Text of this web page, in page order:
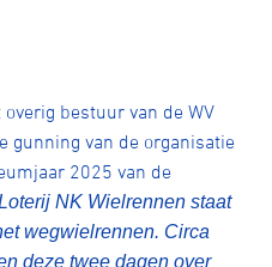
bestuur van de WV
gunning van de organisatie
2025 van de
NK Wielrennen staat
wegwielrennen. Circa
deze twee dagen over